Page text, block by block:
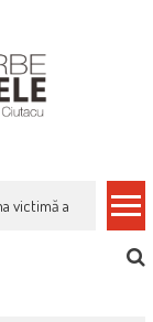
victimă a noi